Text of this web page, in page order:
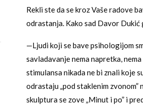
Rekli ste da se kroz Vaše radove
odrastanja. Kako sad Davor
—Ljudi koji se bave psihologijom
savladavanje nema napretka,
stimulansa nikada ne bi znali koje
odrastaju „pod staklenim
skulptura se zove „Minut i po” i